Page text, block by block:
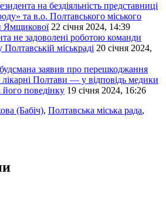
на бездіяльність представниці
та в.о. Полтавського міського
Ямщикової 22 січня 2024, 14:39
не задоволені роботою команди
міськраді 20 січня 2024,
заявив про перешкоджання
лікарні Полтави — у відповідь медики
поведінку 19 січня 2024, 16:26
(Бабіч), Полтавська міська рада,